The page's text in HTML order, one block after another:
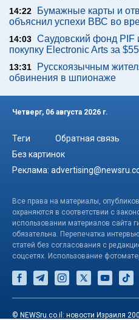
14:22
Бумажные карты и
объяснил успехи ВВС во
14:03 Саудовский фонд PIF
покупку Electronic Arts за
13:31
Русскоязычным
обвинения в шпионаже
Четверг, 06 августа 2026 г.
Теги Обратная связь
Без картинок
Реклама:
Все права на материалы,
охраняются в соответствии с
использовании материалов сайта
обязательна. Перепечатка
статей без согласования с
соцсетях. Использование
© NEWSru.co.il: новости Израиля